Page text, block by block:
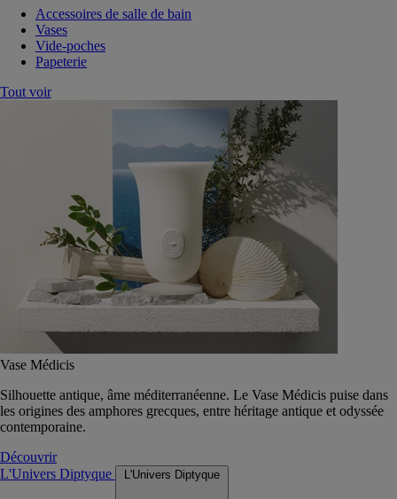
Accessoires de salle de bain
Vases
Vide-poches
Papeterie
Tout voir
Vase Médicis
Silhouette antique, âme méditerranéenne. Le Vase Médicis puise dans
les origines des amphores grecques, entre héritage antique et odyssée
contemporaine.
Découvrir
L'Univers Diptyque
L'Univers Diptyque